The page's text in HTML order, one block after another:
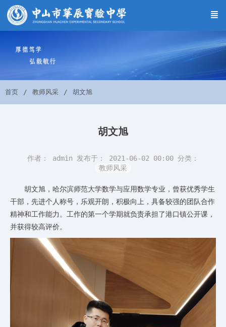
首页 教师风采 胡文旭
胡文旭
作者： admin 发布于： 2021-06-02 00:00 分类：
教师风采
胡文旭，哈尔滨师范大学数学与应用数学专业，曾获优秀学生
干部，先进个人称号，乐观开朗，积极向上，具备较强的团队合作
精神和工作能力。工作的第一个学期就负责承担了港口镇公开课，
并获得较高评价。